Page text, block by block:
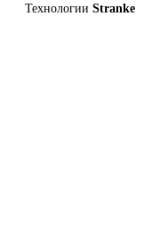
Технологии Stranke